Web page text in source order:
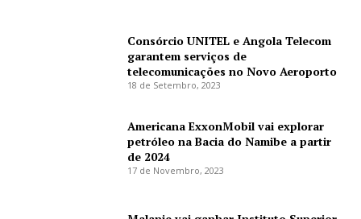
Consórcio UNITEL e Angola Telecom
garantem serviços de
telecomunicações no Novo Aeroporto
18 de Setembro, 2023
Americana ExxonMobil vai explorar
petróleo na Bacia do Namibe a partir
de 2024
17 de Novembro, 2023